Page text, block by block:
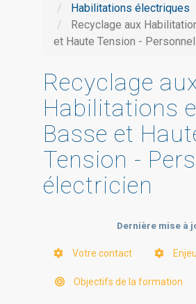
Habilitations électriques
Recyclage aux
et Haute Tension -
Recyclage
Habilitations
Basse et
Tension -
électricien
Dernière mise à
Votre contact
Objectifs de la formation